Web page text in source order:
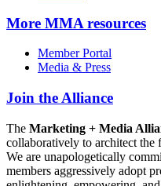
More MMA resources
Member Portal
Media & Press
Join the Alliance
The Marketing + Media
collaboratively to architect the
We are unapologetically
members aggressively adopt